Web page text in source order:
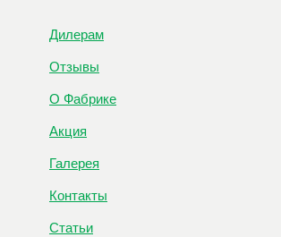
Дилерам
Отзывы
О Фабрике
Акция
Галерея
Контакты
Статьи